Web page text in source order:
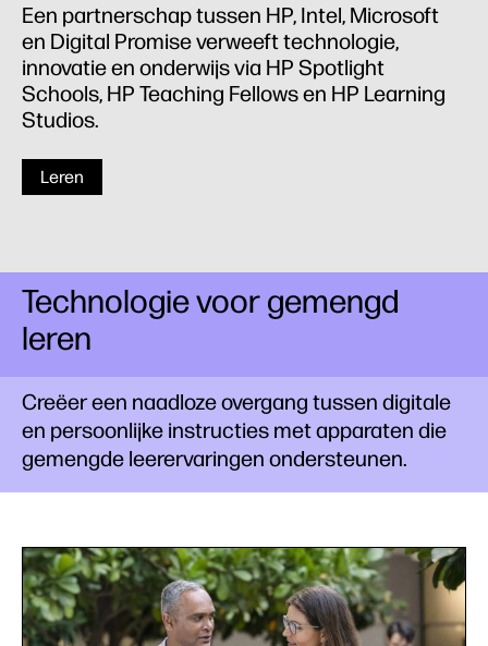
Een partnerschap tussen HP, Intel, Microsoft
en Digital Promise verweeft technologie,
innovatie en onderwijs via HP Spotlight
Schools, HP Teaching Fellows en HP Learning
Studios.
Leren
Technologie voor gemengd
leren
Creëer een naadloze overgang tussen digitale
en persoonlijke instructies met apparaten die
gemengde leerervaringen ondersteunen.